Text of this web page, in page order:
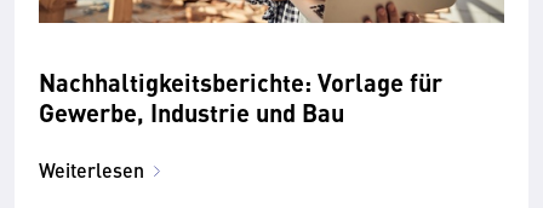
Nachhaltigkeitsberichte: Vorlage für
Gewerbe, Industrie und Bau
Weiterlesen